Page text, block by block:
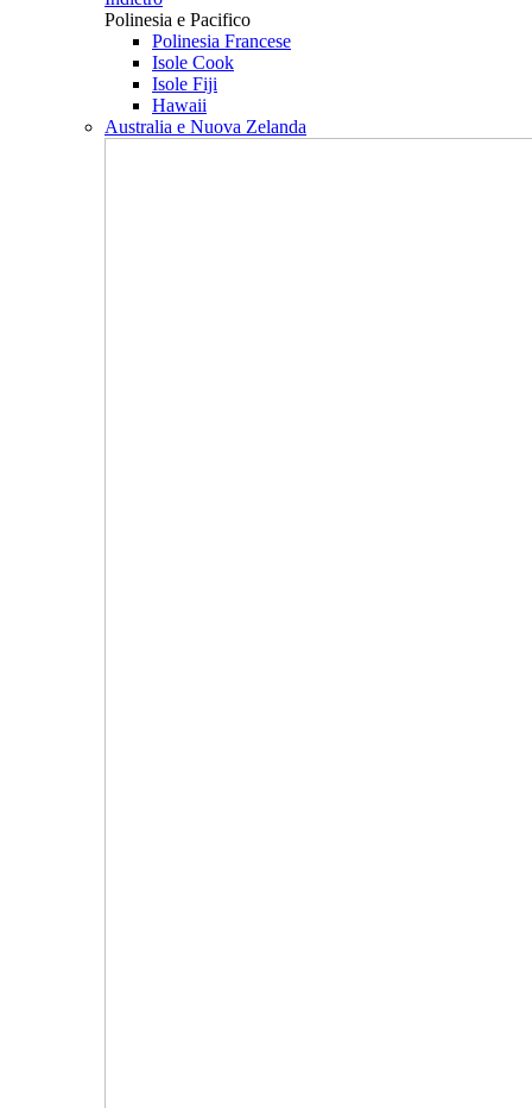
Polinesia e Pacifico
Polinesia Francese
Isole Cook
Isole Fiji
Hawaii
Australia e Nuova Zelanda